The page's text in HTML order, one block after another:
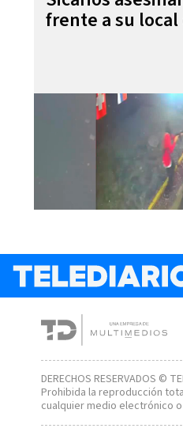
frente a su
DERECHOS RESERVADOS ©
Prohibida la reproducción
cualquier medio electrónico